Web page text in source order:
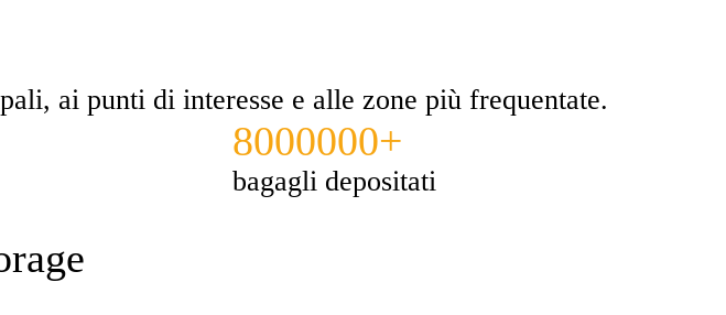
ai punti di interesse e alle zone più frequentate.
8000000+
bagagli depositati